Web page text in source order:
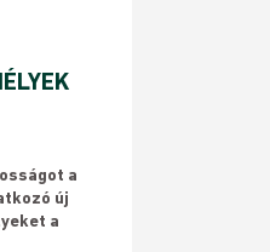
a
új
a